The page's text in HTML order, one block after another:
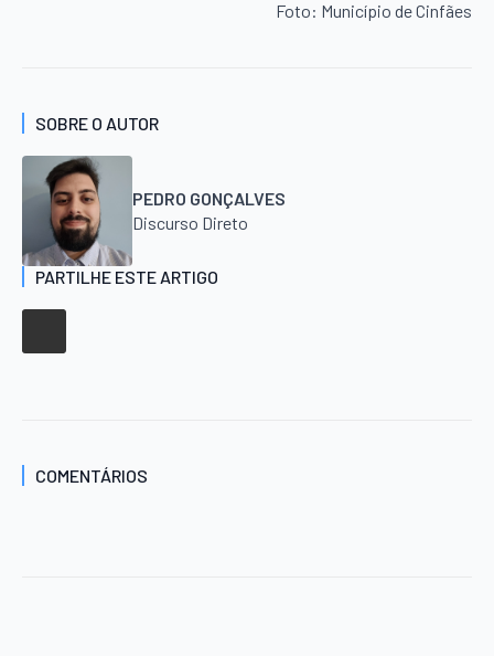
Foto: Município de Cinfães
SOBRE O AUTOR
PEDRO GONÇALVES
Discurso Direto
PARTILHE ESTE ARTIGO
COMENTÁRIOS